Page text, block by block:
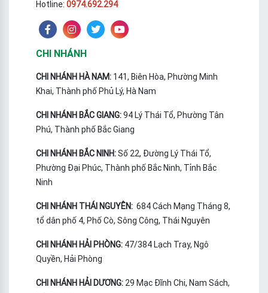
Hotline: 0974.692.294
CHI NHÁNH
CHI NHÁNH HÀ NAM: 141, Biên Hòa, Phường Minh
Khai, Thành phố Phủ Lý, Hà Nam
CHI NHÁNH BẮC GIANG:94 Lý Thái Tổ, Phường Tân
Phú, Thành phố Bắc Giang
CHI NHÁNH BẮC NINH:Số 22, Đường Lý Thái Tổ,
Phường Đại Phúc, Thành phố Bắc Ninh, Tỉnh Bắc
Ninh
CHI NHÁNH THÁI NGUYÊN: 684 Cách Mạng Tháng 8,
tổ dân phố 4, Phố Cò, Sông Công, Thái Nguyên
CHI NHÁNH HẢI PHÒNG: 47/384 Lạch Tray, Ngô
Quyền, Hải Phòng
CHI NHÁNH HẢI DƯƠNG: 29 Mạc Đĩnh Chi, Nam Sách,